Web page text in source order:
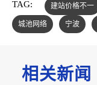
TAG: 建站价格不一
城池网络
宁波
相关新闻